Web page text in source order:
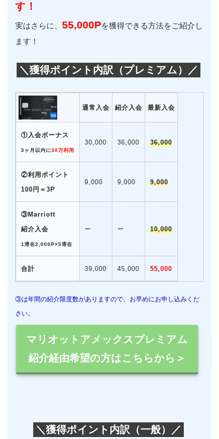
す！
実はさらに、 55,000Pを獲得できる方法をご紹介し
ます！
＼獲得ポイント内訳（プレミアム）／
通常入会 紹介入会 最新入会
①入会ボーナス
3ヶ月以内に30万利用
30,000 36,000 36,000
②利用ポイント
100円＝3P
9,000 9,000 9,000
③Marriott
紹介入会
1滞在2,000P×5滞在
ー ー 10,000
合計 39,000 45,000 55,000
③は年間の紹介限度数がありますので、お早めにお申し込みくだ
さい。
マリオットアメックスプレミアム
紹介経由希望の方はこちらから＞
＼獲得ポイント内訳（一般）／